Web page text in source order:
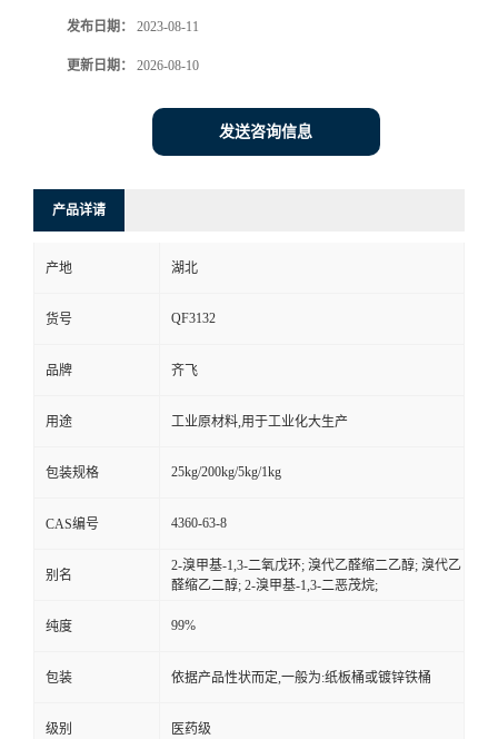
式
发布日期： 2023-08-11
更新日期： 2026-08-10
发送咨询信息
产品详请
产地 湖北
货号 QF3132
品牌 齐飞
用途 工业原材料,用于工业化大生产
包装规格 25kg/200kg/5kg/1kg
CAS编号 4360-63-8
别名
2-溴甲基-1,3-二氧戊环; 溴代乙醛缩二乙醇; 溴代乙
醛缩乙二醇; 2-溴甲基-1,3-二恶茂烷;
纯度 99%
包装 依据产品性状而定,一般为:纸板桶或镀锌铁桶
级别 医药级